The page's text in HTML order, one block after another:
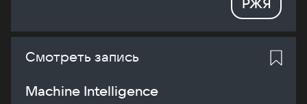
Смотреть запись
Machine Intelligence